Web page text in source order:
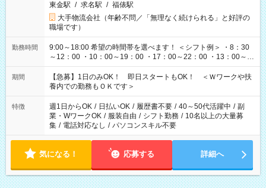
東金駅 / 求名駅 / 福俵駅
大手物流会社（年齢不問／「無理なく続けられる」と好評の
職場です）
勤務時間
9:00～18:00 希望の時間帯を選べます！ ＜シフト例＞ ・8：30
～12：00 ・10：00～19：00 ・17：00～22：00 ・13：00～
22：00 ・22：00～翌6：00 など
期間
【急募】1日のみOK！ 即日スタートもOK！ ＜Ｗワークや扶
養内での勤務もＯＫです＞
特徴 週1日からOK / 日払いOK / 履歴書不要 / 40～50代活躍中 / 副
業・WワークOK / 服装自由 / シフト勤務 / 10名以上の大量募
集 / 電話対応なし / パソコンスキル不要
気になる！ 応募する 詳細へ